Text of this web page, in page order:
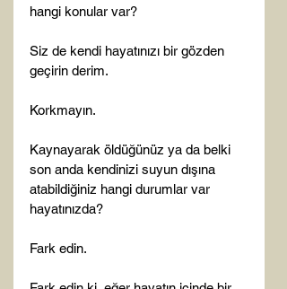
hangi konular var?
Siz de kendi hayatınızı bir gözden
geçirin derim.
Korkmayın.
Kaynayarak öldüğünüz ya da belki
son anda kendinizi suyun dışına
atabildiğiniz hangi durumlar var
hayatınızda?
Fark edin.